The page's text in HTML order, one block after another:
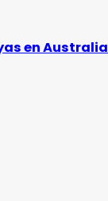
en Australia